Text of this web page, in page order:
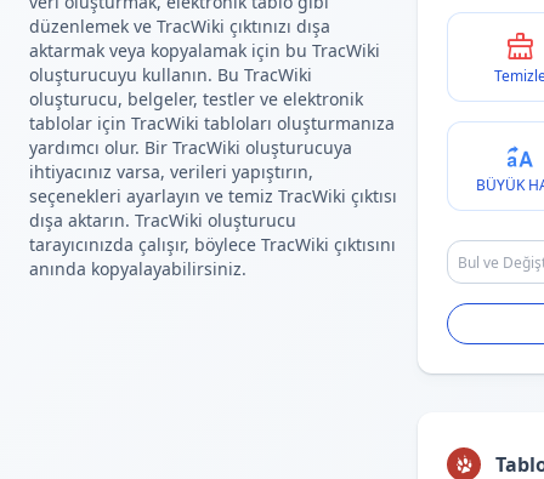
düzenlemek ve TracWiki çıktınızı dışa
aktarmak veya kopyalamak için bu TracWiki
oluşturucuyu kullanın. Bu TracWiki
oluşturucu, belgeler, testler ve elektronik
tablolar için TracWiki tabloları oluşturmanıza
yardımcı olur. Bir TracWiki oluşturucuya
ihtiyacınız varsa, verileri yapıştırın,
seçenekleri ayarlayın ve temiz TracWiki çıktısı
dışa aktarın. TracWiki oluşturucu
tarayıcınızda çalışır, böylece TracWiki çıktısını
anında kopyalayabilirsiniz.
BÜYÜK